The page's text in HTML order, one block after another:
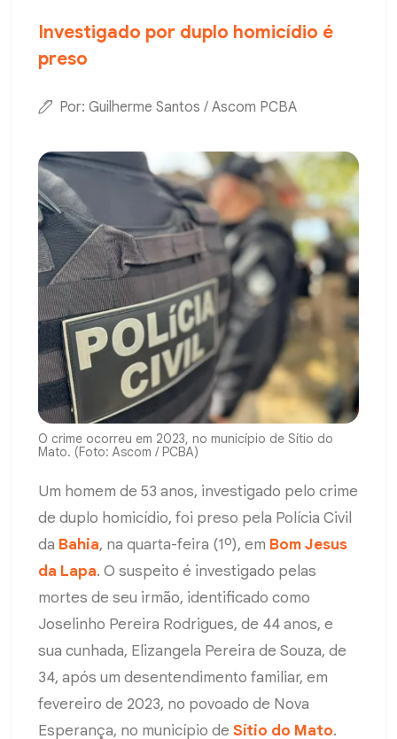
Investigado por duplo homicídio é
preso
Por: Guilherme Santos / Ascom PCBA
O crime ocorreu em 2023, no município de Sítio do
Mato. (Foto: Ascom / PCBA)
Um homem de 53 anos, investigado pelo crime
de duplo homicídio, foi preso pela Polícia Civil
da Bahia, na quarta-feira (1º), em Bom Jesus
da Lapa. O suspeito é investigado pelas
mortes de seu irmão, identificado como
Joselinho Pereira Rodrigues, de 44 anos, e
sua cunhada, Elizangela Pereira de Souza, de
34, após um desentendimento familiar, em
fevereiro de 2023, no povoado de Nova
Esperança, no município de Sítio do Mato.